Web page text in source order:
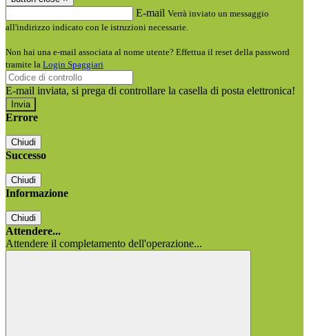
E-mail Verrà inviato un messaggio
all'indirizzo indicato con le istruzioni necessarie.
Non hai una e-mail associata al nome utente? Effettua il reset della password
tramite la Login Spaggiari
E-mail inviata, si prega di controllare la casella di posta elettronica!
Errore
Chiudi
Successo
Chiudi
Informazione
Chiudi
Attendere...
Attendere il completamento dell'operazione...